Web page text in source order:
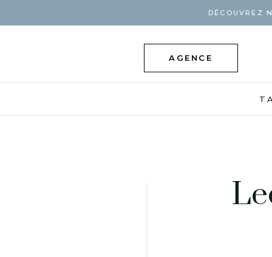
DÉCOUVREZ
AGENCE